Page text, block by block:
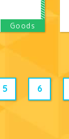
5 6